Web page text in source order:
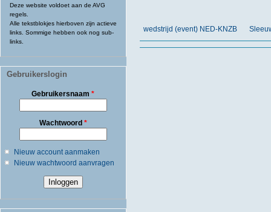
Deze website voldoet aan de AVG
regels.
Alle tekstblokjes hierboven zijn actieve
links. Sommige hebben ook nog sub-
links.
Gebruikerslogin
Gebruikersnaam*
Wachtwoord *
Nieuw account aanmaken
Nieuw wachtwoord aanvragen
wedstrijd (event) NED-KNZB